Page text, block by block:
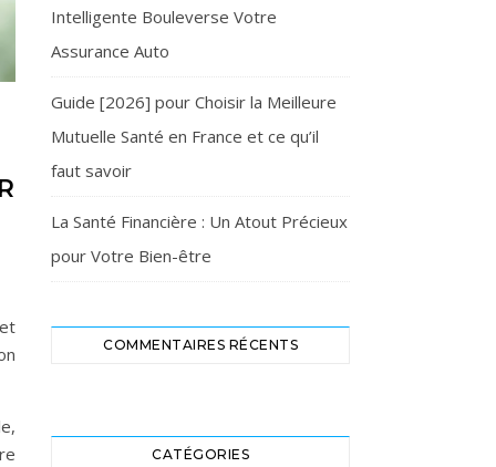
Intelligente Bouleverse Votre
Assurance Auto
Guide [2026] pour Choisir la Meilleure
Mutuelle Santé en France et ce qu’il
faut savoir
La Santé Financière : Un Atout Précieux
pour Votre Bien-être
COMMENTAIRES RÉCENTS
CATÉGORIES